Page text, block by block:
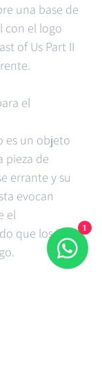
una base de
con el logo
of Us Part II
el
es un objeto
pieza de
errante y su
evocan
el
que los hizo 1